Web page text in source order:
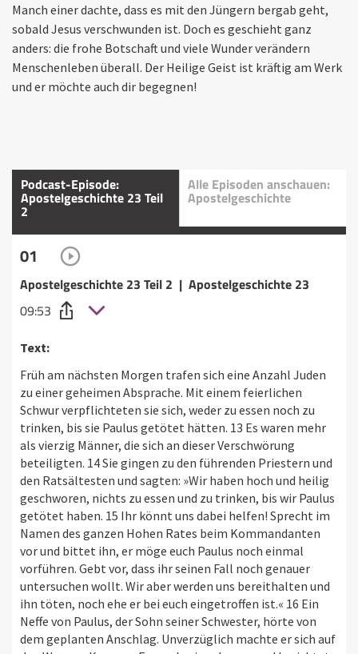
Manch einer dachte, dass es mit den Jüngern bergab geht,
sobald Jesus verschwunden ist. Doch es geschieht ganz
anders: die frohe Botschaft und viele Wunder verändern
Menschenleben überall. Der Heilige Geist ist kräftig am Werk
und er möchte auch dir begegnen!
Podcast-Episode:
Apostelgeschichte 23 Teil
2
Alle Episoden anschauen:
Apostelgeschichte
01
Apostelgeschichte 23 Teil 2 | Apostelgeschichte 23
09:53
Text:
Früh am nächsten Morgen trafen sich eine Anzahl Juden
zu einer geheimen Absprache. Mit einem feierlichen
Schwur verpflichteten sie sich, weder zu essen noch zu
trinken, bis sie Paulus getötet hätten. 13 Es waren mehr
als vierzig Männer, die sich an dieser Verschwörung
beteiligten. 14 Sie gingen zu den führenden Priestern und
den Ratsältesten und sagten: »Wir haben hoch und heilig
geschworen, nichts zu essen und zu trinken, bis wir Paulus
getötet haben. 15 Ihr könnt uns dabei helfen! Sprecht im
Namen des ganzen Hohen Rates beim Kommandanten
vor und bittet ihn, er möge euch Paulus noch einmal
vorführen. Gebt vor, dass ihr seinen Fall noch genauer
untersuchen wollt. Wir aber werden uns bereithalten und
ihn töten, noch ehe er bei euch eingetroffen ist.« 16 Ein
Neffe von Paulus, der Sohn seiner Schwester, hörte von
dem geplanten Anschlag. Unverzüglich machte er sich auf